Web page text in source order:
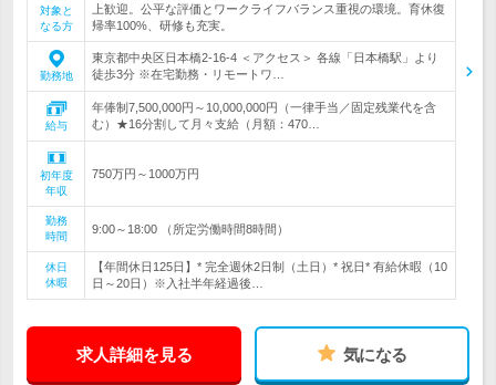
対象と
なる方
上歓迎。公平な評価とワークライフバランス重視の環境。育休復
帰率100%、研修も充実。
勤務地
東京都中央区日本橋2-16-4 ＜アクセス＞ 各線「日本橋駅」より
徒歩3分 ※在宅勤務・リモートワ…
給与
年俸制7,500,000円～10,000,000円（一律手当／固定残業代を含
む）★16分割して月々支給（月額：470…
初年度
年収
750万円～1000万円
勤務
時間
9:00～18:00 （所定労働時間8時間）
休日
休暇
【年間休日125日】* 完全週休2日制（土日）* 祝日* 有給休暇（10
日～20日）※入社半年経過後…
求人詳細を見る 気になる